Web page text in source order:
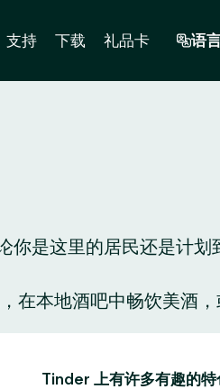
支持 下载 礼品卡 语
是这里的居民还是计
本地酒吧中畅饮美酒
Tinder 上有许多有趣的